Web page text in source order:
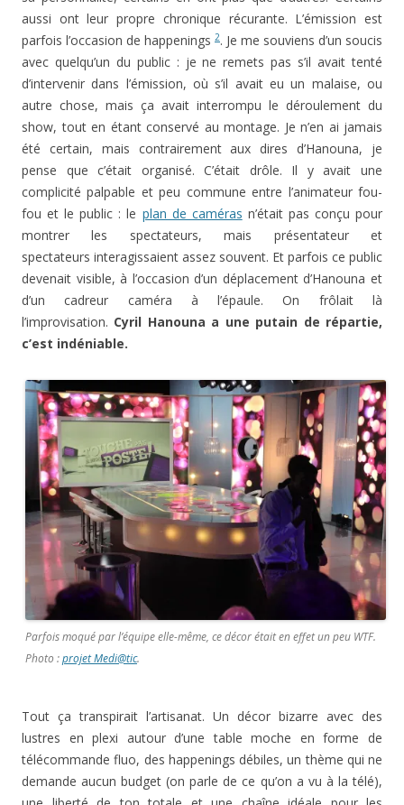
aussi ont leur propre chronique récurante. L’émission est
parfois l’occasion de happenings 2. Je me souviens d’un soucis
avec quelqu’un du public : je ne remets pas s’il avait tenté
d’intervenir dans l’émission, où s’il avait eu un malaise, ou
autre chose, mais ça avait interrompu le déroulement du
show, tout en étant conservé au montage. Je n’en ai jamais
été certain, mais contrairement aux dires d’Hanouna, je
pense que c’était organisé. C’était drôle. Il y avait une
complicité palpable et peu commune entre l’animateur fou-
fou et le public : le plan de caméras n’était pas conçu pour
montrer les spectateurs, mais présentateur et
spectateurs interagissaient assez souvent. Et parfois ce public
devenait visible, à l’occasion d’un déplacement d’Hanouna et
d’un cadreur caméra à l’épaule. On frôlait là
l’improvisation. Cyril Hanouna a une putain de répartie,
c’est indéniable.
Parfois moqué par l’équipe elle-même, ce décor était en effet un peu WTF.
Photo :projet Medi@tic.
Tout ça transpirait l’artisanat. Un décor bizarre avec des
lustres en plexi autour d’une table moche en forme de
télécommande fluo, des happenings débiles, un thème qui ne
demande aucun budget (on parle de ce qu’on a vu à la télé),